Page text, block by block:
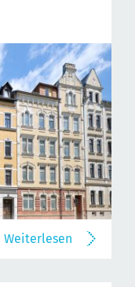
Weiterlesen